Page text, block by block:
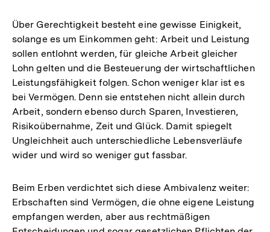
Über Gerechtigkeit besteht eine gewisse Einigkeit,
solange es um Einkommen geht: Arbeit und Leistung
sollen entlohnt werden, für gleiche Arbeit gleicher
Lohn gelten und die Besteuerung der wirtschaftlichen
Leistungsfähigkeit folgen. Schon weniger klar ist es
bei Vermögen. Denn sie entstehen nicht allein durch
Arbeit, sondern ebenso durch Sparen, Investieren,
Risikoübernahme, Zeit und Glück. Damit spiegelt
Ungleichheit auch unterschiedliche Lebensverläufe
wider und wird so weniger gut fassbar.
Beim Erben verdichtet sich diese Ambivalenz weiter:
Erbschaften sind Vermögen, die ohne eigene Leistung
empfangen werden, aber aus rechtmäßigen